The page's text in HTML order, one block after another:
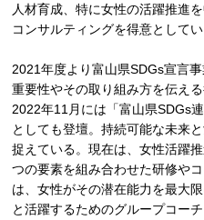
人材育成、特に女性の活躍推進
コンサルティングを得意としてい
2021年度より富山県SDGs宣言
重要性やその取り組み方を伝え
2022年11月には「富山県SDGs
としても登壇。持続可能な未来
捉えている。現在は、女性活躍
つの要素を組み合わせた研修や
は、女性がその潜在能力を最大
と活躍するためのグループコー